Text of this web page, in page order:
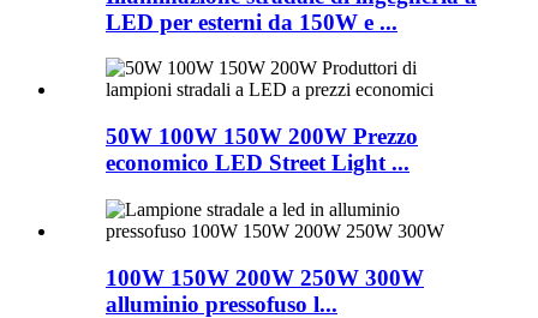
LED per esterni da 150W e ...
50W 100W 150W 200W Prezzo
economico LED Street Light ...
100W 150W 200W 250W 300W
alluminio pressofuso l...